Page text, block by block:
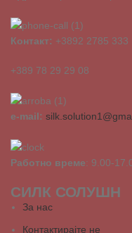
Контакт: +3892 2785 333
+389 78 29 29 08
e-mail:
Работно време: 9.00-
СИЛК СОЛУШН
За нас
Контактирајте не